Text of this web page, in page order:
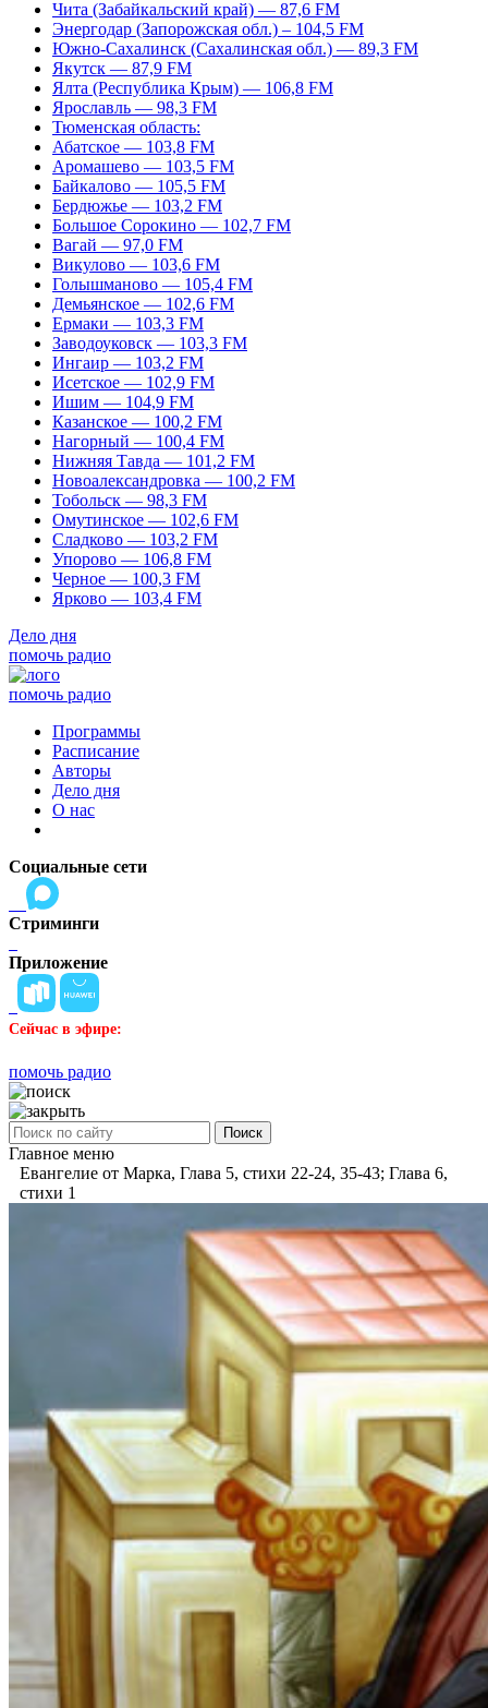
Чита (Забайкальский край) — 87,6 FM
Энергодар (Запорожская обл.) – 104,5 FM
Южно-Сахалинск (Сахалинская обл.) — 89,3 FM
Якутск — 87,9 FM
Ялта (Республика Крым) — 106,8 FM
Ярославль — 98,3 FM
Тюменская область:
Абатское — 103,8 FM
Аромашево — 103,5 FM
Байкалово — 105,5 FM
Бердюжье — 103,2 FM
Большое Сорокино — 102,7 FM
Вагай — 97,0 FM
Викулово — 103,6 FM
Голышманово — 105,4 FM
Демьянское — 102,6 FM
Ермаки — 103,3 FM
Заводоуковск — 103,3 FM
Ингаир — 103,2 FM
Исетское — 102,9 FM
Ишим — 104,9 FM
Казанское — 100,2 FM
Нагорный — 100,4 FM
Нижняя Тавда — 101,2 FM
Новоалександровка — 100,2 FM
Тобольск — 98,3 FM
Омутинское — 102,6 FM
Сладково — 103,2 FM
Упорово — 106,8 FM
Черное — 100,3 FM
Ярково — 103,4 FM
Дело дня
помочь радио
помочь радио
Программы
Расписание
Авторы
Дело дня
О нас
Социальные сети
Стриминги
Приложение
Сейчас в эфире:
помочь радио
Поиск
Главное меню
Евангелие от Марка, Глава 5, стихи 22-24, 35-43; Глава 6,
стихи 1